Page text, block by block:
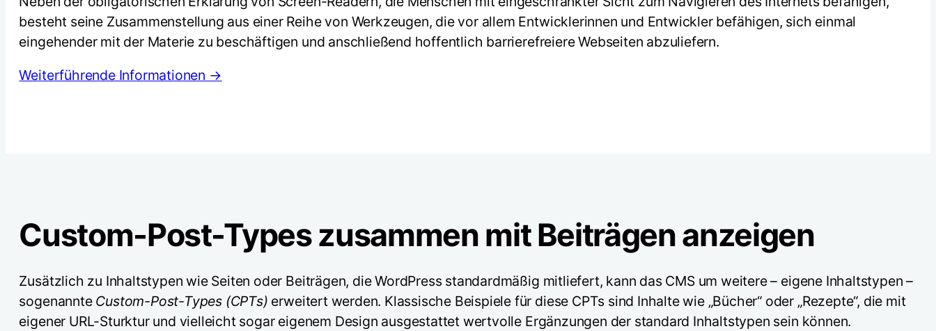
besteht seine Zusammenstellung aus einer Reihe von Werkzeugen, die vor allem Entwicklerinnen und Entwickler befähigen, sich einmal
eingehender mit der Materie zu beschäftigen und anschließend hoffentlich barrierefreiere Webseiten abzuliefern.
Weiterführende Informationen →
Custom-Post-Types zusammen mit Beiträgen anzeigen
Zusätzlich zu Inhaltstypen wie Seiten oder Beiträgen, die WordPress standardmäßig mitliefert, kann das CMS um weitere – eigene Inhaltstypen –
sogenannte Custom-Post-Types (CPTs) erweitert werden. Klassische Beispiele für diese CPTs sind Inhalte wie „Bücher“ oder „Rezepte“, die mit
eigener URL-Sturktur und vielleicht sogar eigenem Design ausgestattet wertvolle Ergänzungen der standard Inhaltstypen sein können.